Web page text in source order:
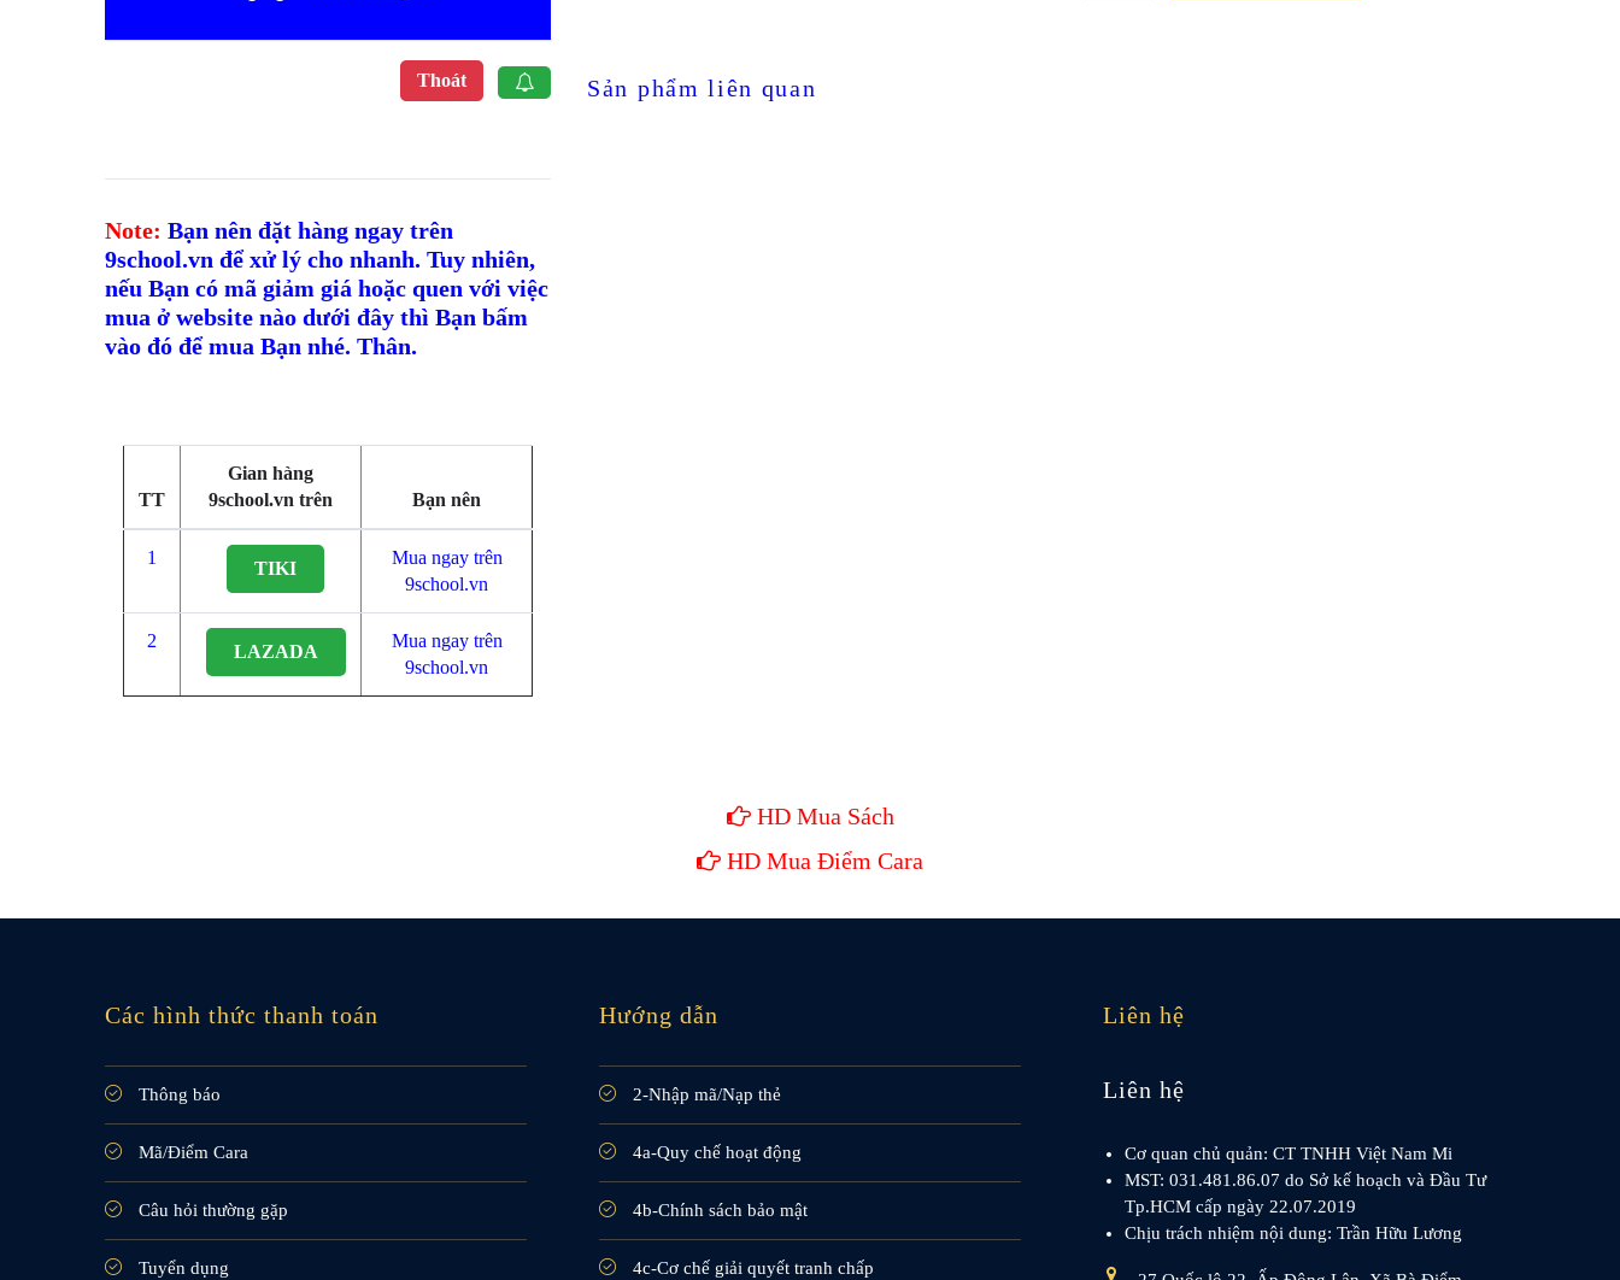
Sản phẩm liên quan
Thoát
Note: Bạn nên đặt hàng ngay trên
9school.vn để xử lý cho nhanh. Tuy nhiên,
nếu Bạn có mã giảm giá hoặc quen với việc
mua ở website nào dưới đây thì Bạn bấm
vào đó để mua Bạn nhé. Thân.
TT
Gian hàng
9school.vn trên
Bạn nên
1
TIKI
Mua ngay trên
9school.vn
2
LAZADA
Mua ngay trên
9school.vn
HD Mua Sách
HD Mua Điểm Cara
Các hình thức thanh toán
Thông báo
Mã/Điểm Cara
Câu hỏi thường gặp
Tuyển dụng
Hướng dẫn
2-Nhập mã/Nạp thẻ
4a-Quy chế hoạt động
4b-Chính sách bảo mật
4c-Cơ chế giải quyết tranh chấp
Liên hệ
Liên hệ
Cơ quan chủ quản: CT TNHH Việt Nam Mi
MST: 031.481.86.07 do Sở kế hoạch và Đầu Tư
Tp.HCM cấp ngày 22.07.2019
Chịu trách nhiệm nội dung: Trần Hữu Lương